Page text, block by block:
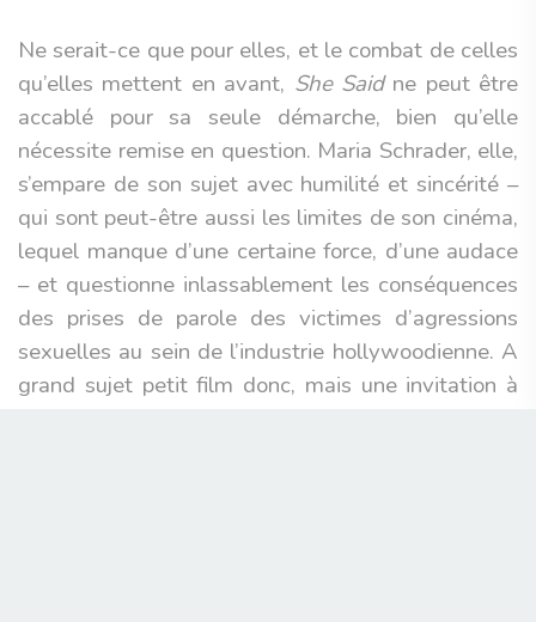
Ne serait-ce que pour elles, et le combat de celles
qu’elles mettent en avant, She Saidne peut être
accablé pour sa seule démarche, bien qu’elle
nécessite remise en question. Maria Schrader, elle,
s’empare de son sujet avec humilité et sincérité –
qui sont peut-être aussi les limites de son cinéma,
lequel manque d’une certaine force, d’une audace
– et questionne inlassablement les conséquences
des prises de parole des victimes d’agressions
sexuelles au sein de l’industrie hollywoodienne. A
grand sujet petit film donc, mais une invitation à